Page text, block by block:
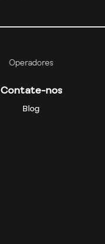
Operadores
Contate-nos
Blog